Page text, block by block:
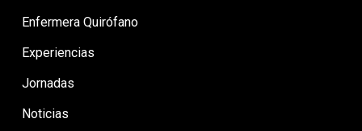
Enfermera Quirófano
Experiencias
Jornadas
Noticias